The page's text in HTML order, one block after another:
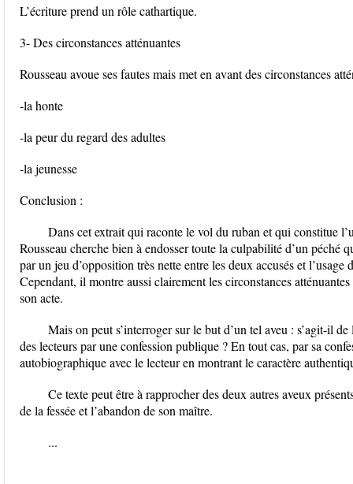
L’écriture prend un rôle cathartique.
3- Des circonstances atténuantes
Rousseau avoue ses fautes mais met en avant des circonstances
-la honte
-la peur du regard des adultes
-la jeunesse
Conclusion :
Dans cet extrait qui raconte le vol du ruban et qui constitue
Rousseau cherche bien à endosser toute la culpabilité d’un péché
par un jeu d’opposition très nette entre les deux accusés et
Cependant, il montre aussi clairement les circonstances
son acte.
Mais on peut s’interroger sur le but d’un tel aveu : s’agit-il
des lecteurs par une confession publique ? En tout cas, par sa
autobiographique avec le lecteur en montrant le caractère
Ce texte peut être à rapprocher des deux autres aveux
de la fessée et l’abandon de son maître.
...